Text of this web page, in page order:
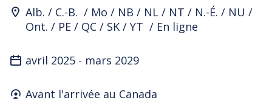
Program Location
Alb. C.-B. Mo NB NL NT N.-É.
NU
Ont.
PE QC SK YT En ligne
avril 2025 - mars 2029
Who's it for
Avant l'arrivée au Canada